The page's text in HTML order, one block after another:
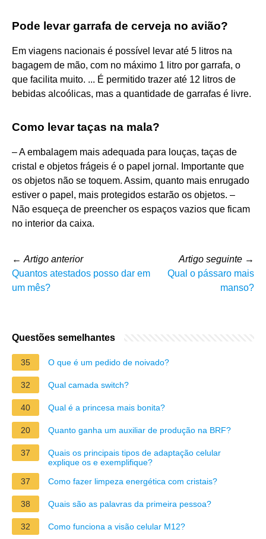
Pode levar garrafa de cerveja no avião?
Em viagens nacionais é possível levar até 5 litros na
bagagem de mão, com no máximo 1 litro por garrafa, o
que facilita muito. ... É permitido trazer até 12 litros de
bebidas alcoólicas, mas a quantidade de garrafas é livre.
Como levar taças na mala?
– A embalagem mais adequada para louças, taças de
cristal e objetos frágeis é o papel jornal. Importante que
os objetos não se toquem. Assim, quanto mais enrugado
estiver o papel, mais protegidos estarão os objetos. –
Não esqueça de preencher os espaços vazios que ficam
no interior da caixa.
← Artigo anterior
Quantos atestados posso dar em
um mês?
Artigo seguinte →
Qual o pássaro mais
manso?
Questões semelhantes
35 O que é um pedido de noivado?
32 Qual camada switch?
40 Qual é a princesa mais bonita?
20 Quanto ganha um auxiliar de produção na BRF?
37
Quais os principais tipos de adaptação celular
explique os e exemplifique?
37
Como fazer limpeza energética com cristais?
38 Quais são as palavras da primeira pessoa?
32 Como funciona a visão celular M12?